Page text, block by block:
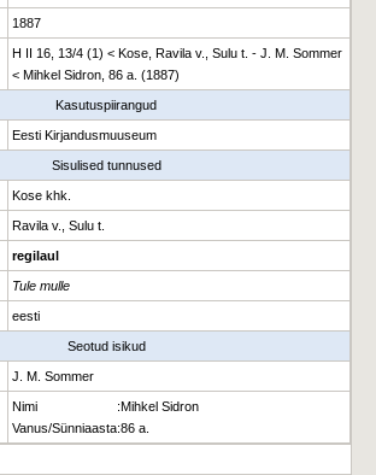
1887
H II 16, 13/4 (1) < Kose, Ravila v., Sulu t. - J. M. Sommer
< Mihkel Sidron, 86 a. (1887)
Kasutuspiirangud
Eesti Kirjandusmuuseum
Sisulised tunnused
Kose khk.
Ravila v., Sulu t.
regilaul
Tule mulle
eesti
Seotud isikud
J. M. Sommer
Nimi :Mihkel Sidron
Vanus/Sünniaasta:86 a.